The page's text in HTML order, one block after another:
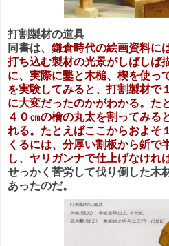
打割製材の道具
同書は、 鎌倉時代の絵画資料に
打ち込む製材の光景がしばしば
に、実際に鑿と木槌、楔を使っ
を実験してみると、打割製材で
に大変だったのかがわかる。た
４０㎝の檜の丸太を割ってみる
れる。たとえばここからおよそ
くるには、分厚い割板から釿で
し、ヤリガンナで仕上げなけれ
せっかく苦労して伐り倒した木
あったのだ。